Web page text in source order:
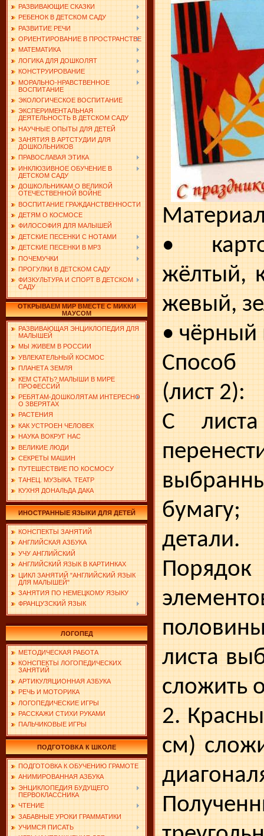
РАЗВИВАЮЩИЕ СКАЗКИ
РЕБЕНОК В ДЕТСКОМ САДУ
РАЗВИТИЕ РЕЧИ
ОРИЕНТИРОВАНИЕ В ПРОСТРАНСТВЕ
МАТЕМАТИКА
ЛОГИКА ДЛЯ ДОШКОЛЯТ
КОНСТРУИРОВАНИЕ
МОРАЛЬНО-НРАВСТВЕННОЕ
ВОСПИТАНИЕ
ЭКОЛОГИЧЕСКОЕ ВОСПИТАНИЕ
ЭКСПЕРИМЕНТАЛЬНАЯ
ДЕЯТЕЛЬНОСТЬ В ДЕТСКОМ САДУ
НАУЧНЫЕ ОПЫТЫ ДЛЯ ДЕТЕЙ
ЗАНЯТИЯ В АРТСТУДИИ ДЛЯ
ДОШКОЛЬНИКОВ
ПРАВОСЛАВАЯ ЭТИКА
ИНКЛЮЗИВНОЕ ОБУЧЕНИЕ В
ДЕТСКОМ САДУ
ДОШКОЛЬНИКАМ О ВЕЛИКОЙ
ОТЕЧЕСТВЕННОЙ ВОЙНЕ
ВОСПИТАНИЕ ГРАЖДАНСТВЕННОСТИ
ДЕТЯМ О КОСМОСЕ
ФИЛОСОФИЯ ДЛЯ МАЛЫШЕЙ
ДЕТСКИЕ ПЕСЕНКИ С НОТАМИ
ДЕТСКИЕ ПЕСЕНКИ В MP3
ПОЧЕМУЧКИ
ПРОГУЛКИ В ДЕТСКОМ САДУ
ФИЗКУЛЬТУРА И СПОРТ В ДЕТСКОМ
САДУ
ОТКРЫВАЕМ МИР ВМЕСТЕ С МИККИ
МАУСОМ
РАЗВИВАЮЩАЯ ЭНЦИКЛОПЕДИЯ ДЛЯ
МАЛЫШЕЙ
МЫ ЖИВЕМ В РОССИИ
УВЛЕКАТЕЛЬНЫЙ КОСМОС
ПЛАНЕТА ЗЕМЛЯ
КЕМ СТАТЬ? МАЛЫШИ В МИРЕ
ПРОФЕССИЙ
РЕБЯТАМ-ДОШКОЛЯТАМ ИНТЕРЕСНО
О ЗВЕРЯТАХ
РАСТЕНИЯ
КАК УСТРОЕН ЧЕЛОВЕК
НАУКА ВОКРУГ НАС
ВЕЛИКИЕ ЛЮДИ
СЕКРЕТЫ МАШИН
ПУТЕШЕСТВИЕ ПО КОСМОСУ
ТАНЕЦ. МУЗЫКА. ТЕАТР
КУХНЯ ДОНАЛЬДА ДАКА
ИНОСТРАННЫЕ ЯЗЫКИ ДЛЯ ДЕТЕЙ
КОНСПЕКТЫ ЗАНЯТИЙ
АНГЛИЙСКАЯ АЗБУКА
УЧУ АНГЛИЙСКИЙ
АНГЛИЙСКИЙ ЯЗЫК В КАРТИНКАХ
ЦИКЛ ЗАНЯТИЙ "АНГЛИЙСКИЙ ЯЗЫК
ДЛЯ МАЛЫШЕЙ"
ЗАНЯТИЯ ПО НЕМЕЦКОМУ ЯЗЫКУ
ФРАНЦУЗСКИЙ ЯЗЫК
ЛОГОПЕД
МЕТОДИЧЕСКАЯ РАБОТА
КОНСПЕКТЫ ЛОГОПЕДИЧЕСКИХ
ЗАНЯТИЙ
АРТИКУЛЯЦИОННАЯ АЗБУКА
РЕЧЬ И МОТОРИКА
ЛОГОПЕДИЧЕСКИЕ ИГРЫ
РАССКАЖИ СТИХИ РУКАМИ
ПАЛЬЧИКОВЫЕ ИГРЫ
ПОДГОТОВКА К ШКОЛЕ
ПОДГОТОВКА К ОБУЧЕНИЮ ГРАМОТЕ
АНИМИРОВАННАЯ АЗБУКА
ЭНЦИКЛОПЕДИЯ БУДУЩЕГО
ПЕРВОКЛАССНИКА
ЧТЕНИЕ
ЗАБАВНЫЕ УРОКИ ГРАММАТИКИ
УЧИМСЯ ПИСАТЬ
•
жёлтый,
жевый,
•
Способ
(лист 2):
С
бумагу;
детали.
листа
сложить
2.
см)